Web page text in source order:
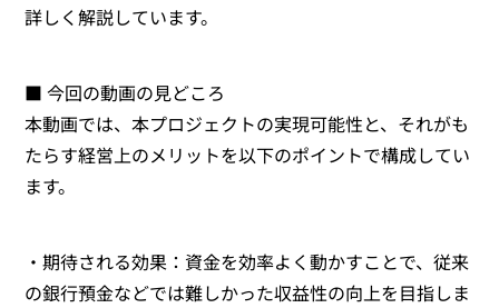
詳しく解説しています。
■ 今回の動画の見どころ
本動画では、本プロジェクトの実現可能性と、それがも
たらす経営上のメリットを以下のポイントで構成してい
ます。
・期待される効果：資金を効率よく動かすことで、従来
の銀行預金などでは難しかった収益性の向上を目指しま